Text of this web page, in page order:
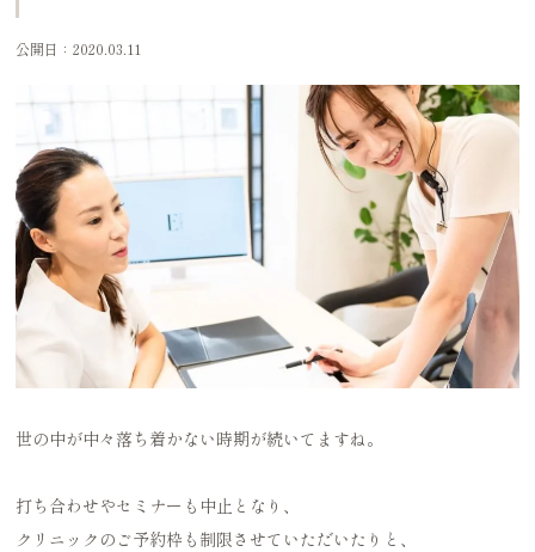
公開日：2020.03.11
世の中が中々落ち着かない時期が続いてますね。
打ち合わせやセミナーも中止となり、
クリニックのご予約枠も制限させていただいたりと、